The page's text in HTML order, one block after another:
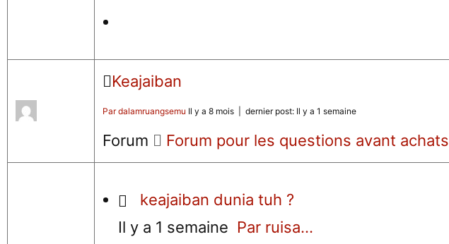
Keajaiban
Par dalamruangsemu Il y a 8 mois | dernier post: Il y a 1 semaine
Forum Forum pour les questions avant achats
keajaiban dunia tuh ?
Il y a 1 semaine Par ruisa...